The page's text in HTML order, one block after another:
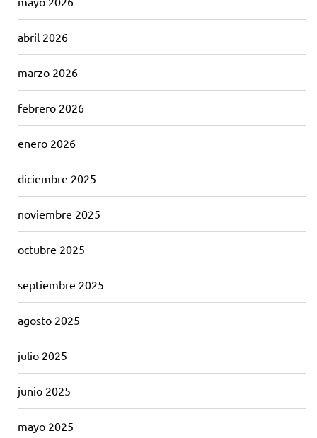
abril 2026
marzo 2026
febrero 2026
enero 2026
diciembre 2025
noviembre 2025
octubre 2025
septiembre 2025
agosto 2025
julio 2025
junio 2025
mayo 2025